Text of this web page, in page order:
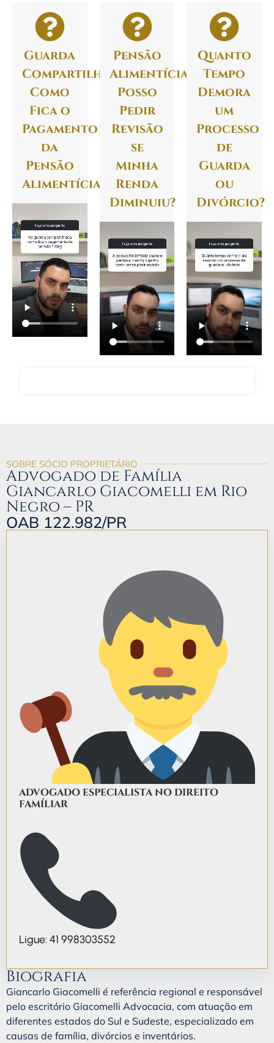
Guarda
Compartilhada:
Como
Fica o
Pagamento
da
Pensão
Alimentícia?
Pensão
Alimentícia:
Posso
Pedir
Revisão
se
Minha
Renda
Diminuiu?
Quanto
Tempo
Demora
um
Processo
de
Guarda
ou
Divórcio?
SOBRE SÓCIO PROPRIETÁRIO
Advogado de Família
Giancarlo Giacomelli em Rio
Negro – PR
OAB 122.982/PR
ADVOGADO ESPECIALISTA NO DIREITO
FAMÍLIAR
Ligue: 41 998303552
Biografia
Giancarlo Giacomelli é referência regional e responsável
pelo escritório Giacomelli Advocacia, com atuação em
diferentes estados do Sul e Sudeste, especializado em
causas de família, divórcios e inventários.